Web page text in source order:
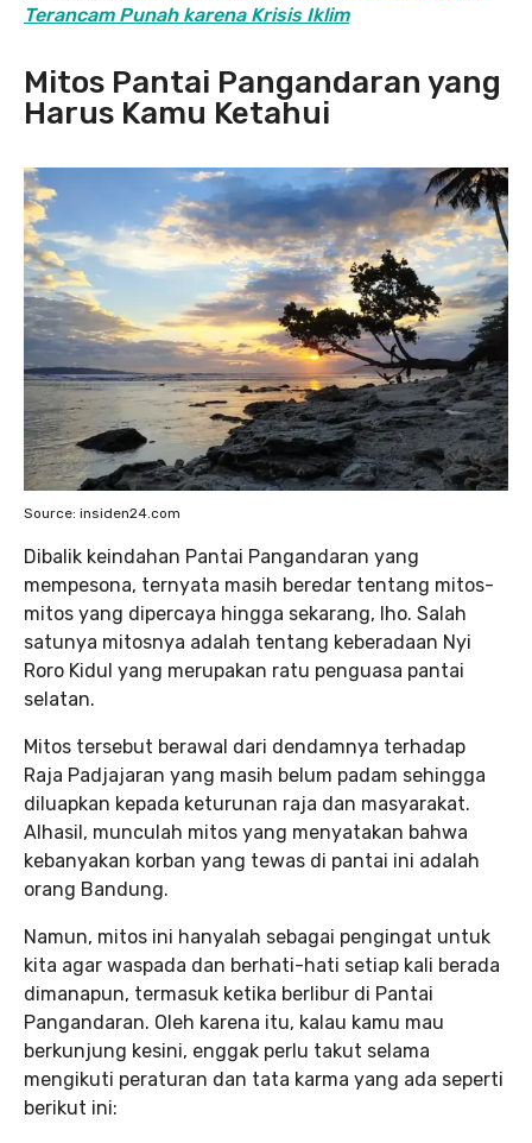
Terancam Punah karena Krisis Iklim
Mitos Pantai Pangandaran yang
Harus Kamu Ketahui
Source: insiden24.com
Dibalik keindahan Pantai Pangandaran yang
mempesona, ternyata masih beredar tentang mitos-
mitos yang dipercaya hingga sekarang, lho. Salah
satunya mitosnya adalah tentang keberadaan Nyi
Roro Kidul yang merupakan ratu penguasa pantai
selatan.
Mitos tersebut berawal dari dendamnya terhadap
Raja Padjajaran yang masih belum padam sehingga
diluapkan kepada keturunan raja dan masyarakat.
Alhasil, munculah mitos yang menyatakan bahwa
kebanyakan korban yang tewas di pantai ini adalah
orang Bandung.
Namun, mitos ini hanyalah sebagai pengingat untuk
kita agar waspada dan berhati-hati setiap kali berada
dimanapun, termasuk ketika berlibur di Pantai
Pangandaran. Oleh karena itu, kalau kamu mau
berkunjung kesini, enggak perlu takut selama
mengikuti peraturan dan tata karma yang ada seperti
berikut ini: